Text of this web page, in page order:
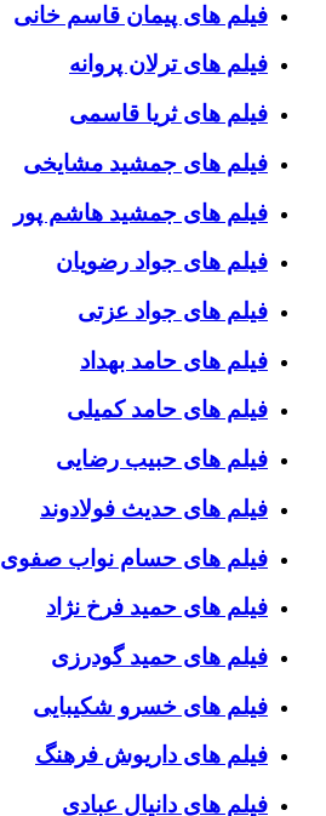
فیلم های پیمان قاسم خانی
فیلم های ترلان پروانه
فیلم های ثریا قاسمی
فیلم های جمشید مشایخی
فیلم های جمشید هاشم پور
فیلم های جواد رضویان
فیلم های جواد عزتی
فیلم های حامد بهداد
فیلم های حامد کمیلی
فیلم های حبیب رضایی
فیلم های حدیث فولادوند
فیلم های حسام نواب صفوی
فیلم های حمید فرخ نژاد
فیلم های حمید گودرزی
فیلم های خسرو شکیبایی
فیلم های داریوش فرهنگ
فیلم های دانیال عبادی